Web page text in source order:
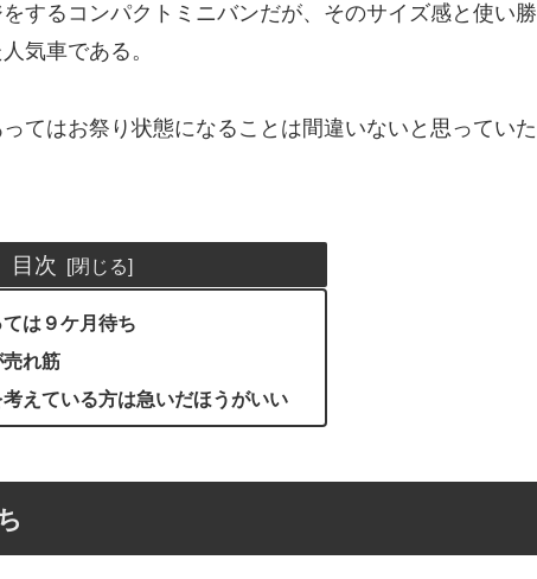
するコンパクトミニバンだが、そのサイズ感と使い勝
気車である。
てはお祭り状態になることは間違いないと思っていた
目次
は９ケ月待ち
れ筋
えている方は急いだほうがいい